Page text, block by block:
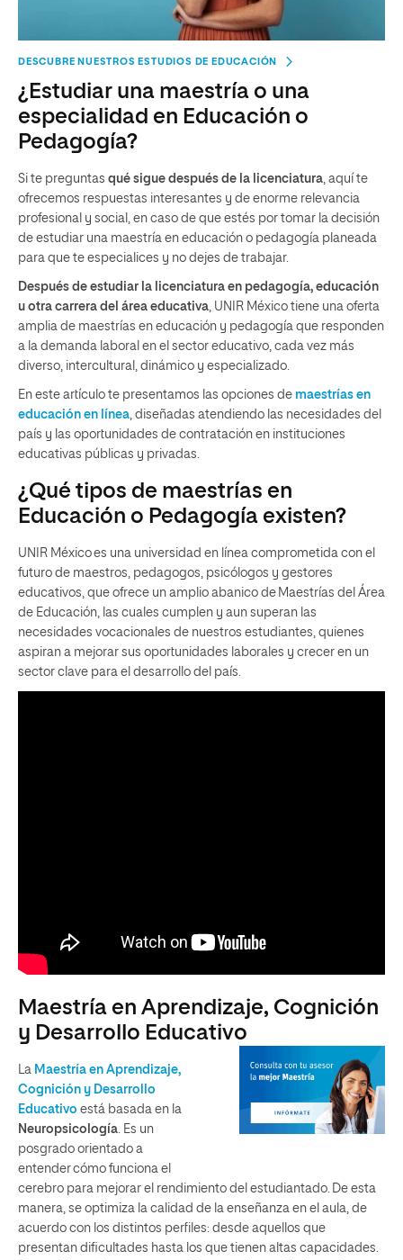
DESCUBRE NUESTROS ESTUDIOS DE EDUCACIÓN
¿Estudiar una maestría o una
especialidad en Educación o
Pedagogía?
Si te preguntas qué sigue después de la licenciatura , aquí te
ofrecemos respuestas interesantes y de enorme relevancia
profesional y social, en caso de que estés por tomar la decisión
de estudiar una maestría en educación o pedagogía planeada
para que te especialices y no dejes de trabajar.
Después de estudiar la licenciatura en pedagogía, educación
u otra carrera del área educativa , UNIR México tiene una oferta
amplia de maestrías en educación y pedagogía que responden
a la demanda laboral en el sector educativo, cada vez más
diverso, intercultural, dinámico y especializado.
En este artículo te presentamos las opciones de maestrías en
educación en línea diseñadas atendiendo las necesidades del
país y las oportunidades de contratación en instituciones
educativas públicas y privadas.
¿Qué tipos de maestrías en
Educación o Pedagogía existen?
UNIR México es una universidad en línea comprometida con el
futuro de maestros, pedagogos, psicólogos y gestores
educativos, que ofrece un amplio abanico de Maestrías del Área
de Educación,
las cuales cumplen y aun superan las
necesidades vocacionales de nuestros estudiantes, quienes
aspiran a mejorar sus oportunidades laborales y crecer en un
sector clave para el desarrollo del país.
Maestría en Aprendizaje, Cognición
y Desarrollo Educativo
La Maestría en Aprendizaje,
Cognición y Desarrollo
Educativo está basada en la
Neuropsicología Es un
posgrado orientado a
entendercómo funciona el
cerebro para mejorar el rendimiento de l estudiantado
De esta
manera, se optimiza la calidad de la enseñanza en el aula de
acuerdo con los distintos perfiles: desde aquellos que
presentan dificultades hasta los que tienen altas capacidades.